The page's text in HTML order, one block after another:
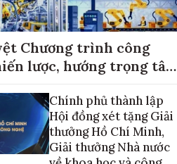
Chương trình công
lược, hướng trọng tâm
Chính phủ thành lập
Hội đồng xét tặng Giải
thưởng Hồ Chí Minh,
Giải thưởng Nhà nước